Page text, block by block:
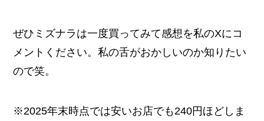
ぜひミズナラは一度買ってみて感想を私のXにコ
メントください。私の舌がおかしいのか知りたい
ので笑。
※2025年末時点では安いお店でも240円ほどしま